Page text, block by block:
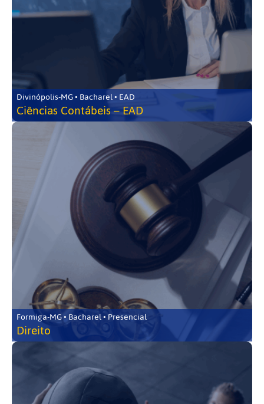
Divinópolis-MG • Bacharel • EAD
Ciências Contábeis – EAD
Formiga-MG • Bacharel • Presencial
Direito